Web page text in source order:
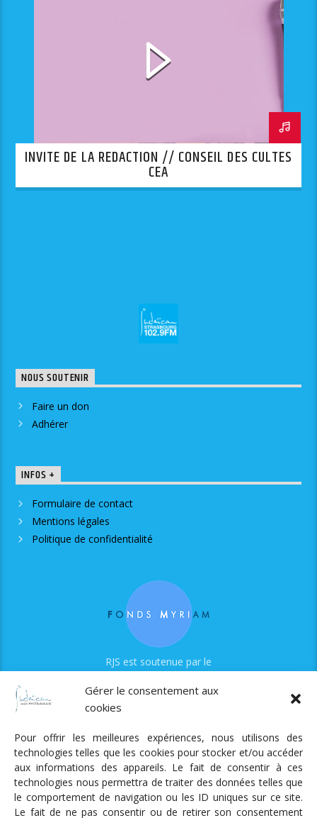
Gérer le consentement aux
cookies
Pour offrir les meilleures expériences, nous utilisons des
technologies telles que les cookies pour stocker et/ou accéder
aux informations des appareils. Le fait de consentir à ces
technologies nous permettra de traiter des données telles que
le comportement de navigation ou les ID uniques sur ce site.
Le fait de ne pas consentir ou de retirer son consentement
INVITE DE LA REDACTION // CONSEIL DES CULTES
CEA
NOUS SOUTENIR
Faire un don
Adhérer
INFOS +
Formulaire de contact
Mentions légales
Politique de confidentialité
RJS est soutenue par le
Radio Judaica Strasbourg
Tous droits réservés